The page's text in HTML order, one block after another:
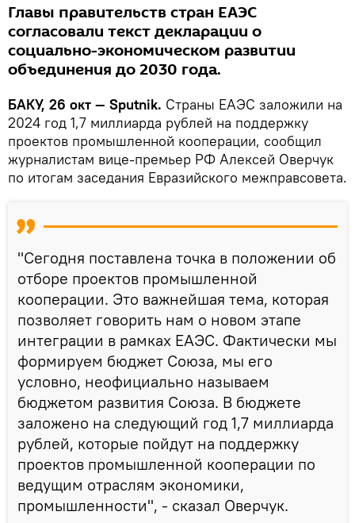
Главы правительств стран ЕАЭС
согласовали текст декларации о
социально-экономическом развитии
объединения до 2030 года.
БАКУ, 26 окт — Sputnik. Страны ЕАЭС заложили на
2024 год 1,7 миллиарда рублей на поддержку
проектов промышленной кооперации, сообщил
журналистам вице-премьер РФ Алексей Оверчук
по итогам заседания Евразийского межправсовета.
"Сегодня поставлена точка в положении об
отборе проектов промышленной
кооперации. Это важнейшая тема, которая
позволяет говорить нам о новом этапе
интеграции в рамках ЕАЭС. Фактически мы
формируем бюджет Союза, мы его
условно, неофициально называем
бюджетом развития Союза. В бюджете
заложено на следующий год 1,7 миллиарда
рублей, которые пойдут на поддержку
проектов промышленной кооперации по
ведущим отраслям экономики,
промышленности", - сказал Оверчук.